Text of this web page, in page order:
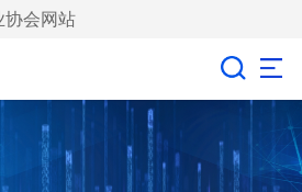
会网站